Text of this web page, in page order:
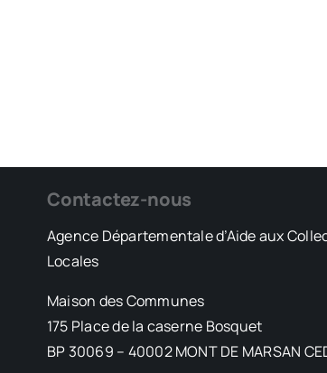
Contactez-nous
Agence Départementale d’Aide aux
Locales
Maison des Communes
175 Place de la caserne Bosquet
BP 30069 – 40002 MONT DE MARSAN